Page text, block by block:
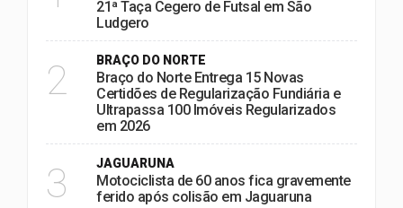
21ª Taça Cegero de Futsal em São
Ludgero
2 BRAÇO DO NORTE
Braço do Norte Entrega 15 Novas
Certidões de Regularização Fundiária e
Ultrapassa 100 Imóveis Regularizados
em 2026
3 JAGUARUNA
Motociclista de 60 anos fica gravemente
ferido após colisão em Jaguaruna